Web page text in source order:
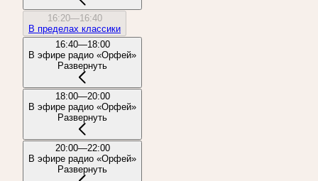
16:20—16:40
В пределах классики
16:40—18:00
В эфире радио «Орфей»
Развернуть
18:00—20:00
В эфире радио «Орфей»
Развернуть
20:00—22:00
В эфире радио «Орфей»
Развернуть